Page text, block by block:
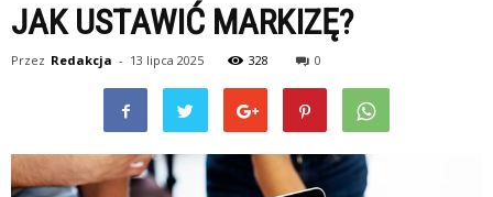
JAK USTAWIĆ MARKIZĘ?
Przez Redakcja - 13 lipca 2025 328 0